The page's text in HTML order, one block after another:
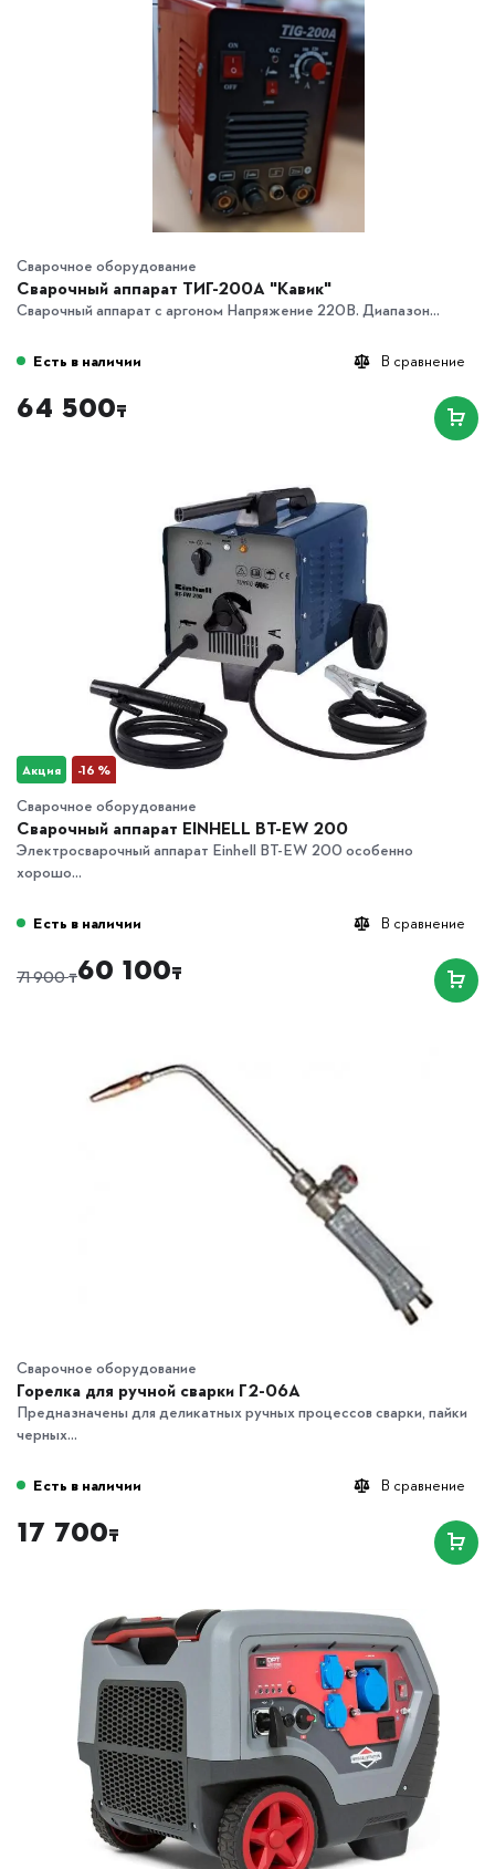
Сварочное оборудование
Сварочный аппарат ТИГ-200А "Кавик"
Сварочный аппарат с аргоном Напряжение 220В. Диапазон...
В сравнение
Есть в наличии
64 500₸
Акция -16 %
Сварочное оборудование
Сварочный аппарат EINHELL BT-EW 200
Электросварочный аппарат Einhell BT-EW 200 особенно
хорошо...
В сравнение
Есть в наличии
71 900₸60 100₸
Сварочное оборудование
Горелка для ручной сварки Г2-06А
Предназначены для деликатных ручных процессов сварки, пайки
черных...
В сравнение
Есть в наличии
17 700₸